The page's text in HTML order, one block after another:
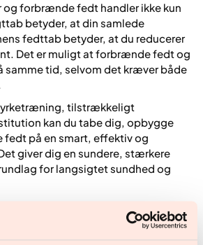
og forbrænde fedt handler ikke kun
betyder, at din samlede
fedttab betyder, at du reducerer
Det er muligt at forbrænde fedt og
samme tid, selvom det kræver både
tilstrækkeligt
kan du tabe dig, opbygge
fedt på en smart, effektiv og
giver dig en sundere, stærkere
for langsigtet sundhed og